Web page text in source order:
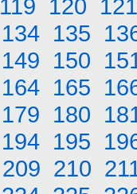
119 120 121
134 135
149 150
164 165
179 180
194 195
209 210